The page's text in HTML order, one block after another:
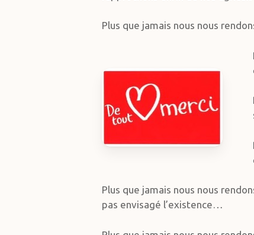
Plus que jamais nous nous
Plus que jamais nous nous
pas envisagé l’existence…